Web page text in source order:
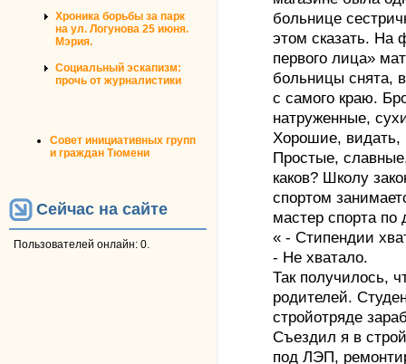
Хроника борьбы за парк
на ул. Логунова 25 июня.
Мэрия.
Социальный эскапизм:
прочь от журналистики
Совет инициативных групп
и граждан Тюмени
Сейчас на сайте
Пользователей онлайн: 0.
больнице
этом сказать. На
первого лица»
больницы снята,
с самого краю.
натруженные,
Хорошие,
Простые,
каков? Школу
спортом
мастер спорта
« - Стипендии
- Не хватало.
Так получилось,
родителей.
стройотряде
Съездил я в
под ЛЭП,